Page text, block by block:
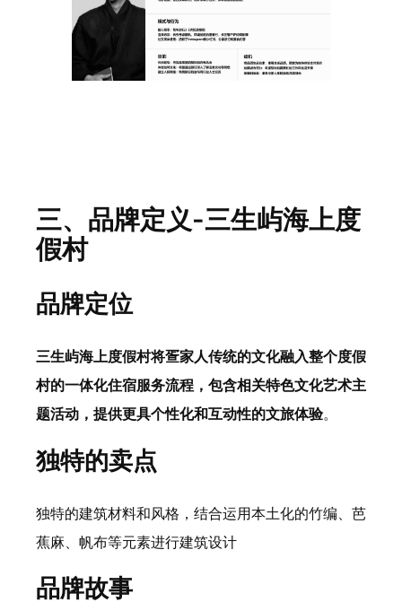
三、品牌定义-三生屿海上度
假村
品牌定位
三生屿海上度假村将疍家人传统的文化融入整个度假
村的一体化住宿服务流程，包含相关特色文化艺术主
题活动，提供更具个性化和互动性的文旅体验。
独特的卖点
独特的建筑材料和风格，结合运用本土化的竹编、芭
蕉麻、帆布等元素进行建筑设计
品牌故事